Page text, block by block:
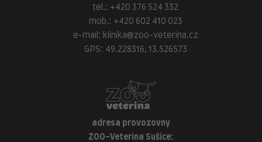
tel.: +420 376 524 332
mob.: +420 602 410 023
e-mail: klinika@zoo-veterina.cz
GPS: 49.228316, 13.526573
adresa provozovny
ZOO-Veterina Sušice: